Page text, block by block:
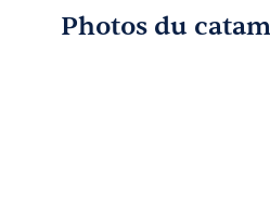
Photos du